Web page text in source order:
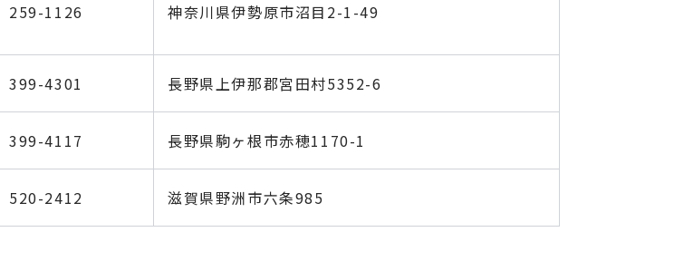
259-1126 神奈川県伊勢原市沼目2-1-49
399-4301 長野県上伊那郡宮田村5352-6
399-4117 長野県駒ヶ根市赤穂1170-1
520-2412 滋賀県野洲市六条985